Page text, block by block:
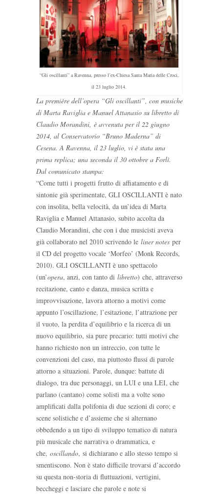
“Gli oscillanti” a Ravenna, presso l’ex-Chiesa Santa Maria delle Croci,
il 23 luglio 2014.
La première dell’opera “Gli oscillanti”, con musiche
di Marta Raviglia e Manuel Attanasio su libretto di
Claudio Morandini, è avvenuta per il 22 giugno
2014, al Conservatorio “Bruno Maderna” di
Cesena. A Ravenna, il 23 luglio, vi è stata una
prima replica; una seconda il 30 ottobre a Forlì.
Dal comunicato stampa:
“Come tutti i progetti frutto di affiatamento e di
sintonie già sperimentate, GLI OSCILLANTI è nato
con insolita, bella velocità, da un’idea di Marta
Raviglia e Manuel Attanasio, subito accolta da
Claudio Morandini, che con i due musicisti aveva
già collaborato nel 2010 scrivendo le liner notes per
il CD del progetto vocale ‘Morfeo’ (Monk Records,
2010). GLI OSCILLANTI è uno spettacolo
(un’opera, anzi, con tanto di libretto) che, attraverso
recitazione, canto e danza, musica scritta e
improvvisazione, lavora attorno a motivi come
appunto l’oscillazione, l’esitazione, l’attrazione per
il vuoto, la perdita d’equilibrio e la ricerca di un
nuovo equilibrio, sia pure precario: tutti motivi che
hanno richiesto non un intreccio, con tutte le
convenzioni del caso, ma piuttosto flussi di parole
attorno a situazioni. Parole, dunque: battute di
dialogo, tra due personaggi, un LUI e una LEI, che
parlano (cantano) come solisti ma a volte sono
amplificati dalla polifonia di due sezioni di coro; e
scene solistiche e d’assieme che si alternano
obbedendo a un tipo di sviluppo tematico di natura
più musicale che narrativa o drammatica, e
che, oscillando, si dichiarano e allo stesso tempo si
smentiscono. Non è stato difficile trovarsi d’accordo
su questa non-storia di fluttuazioni, vertigini,
beccheggi e lasciare che parole e note si